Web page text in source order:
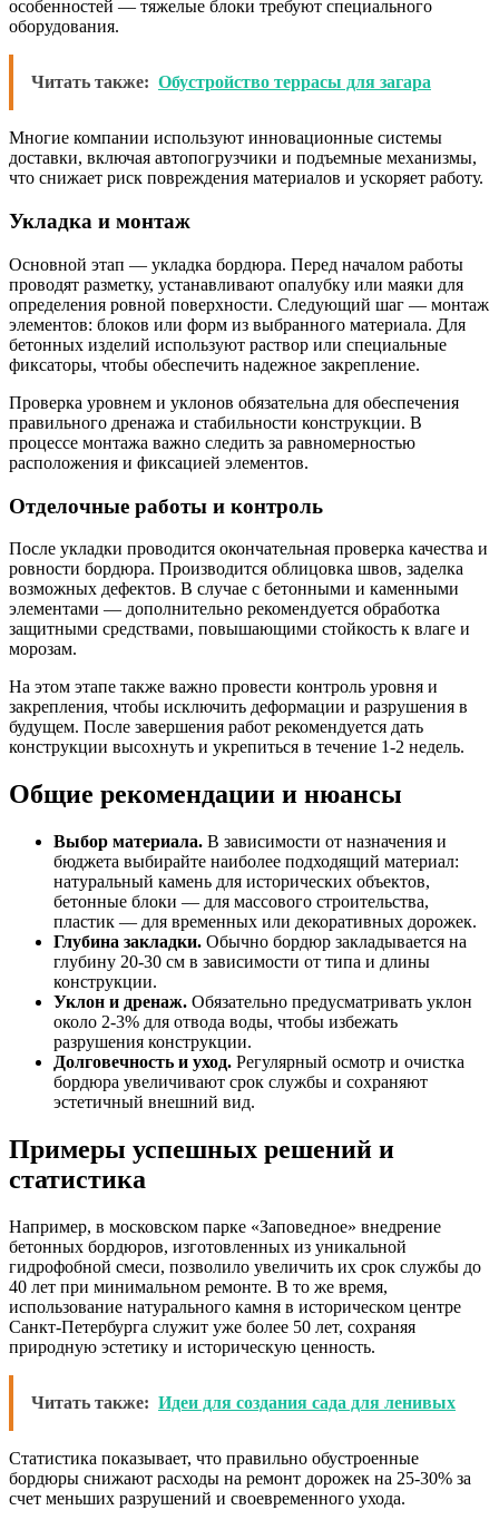
особенностей — тяжелые блоки требуют специального
оборудования.
Читать также: Обустройство террасы для загара
Многие компании используют инновационные системы
доставки, включая автопогрузчики и подъемные механизмы,
что снижает риск повреждения материалов и ускоряет работу.
Укладка и монтаж
Основной этап — укладка бордюра. Перед началом работы
проводят разметку, устанавливают опалубку или маяки для
определения ровной поверхности. Следующий шаг — монтаж
элементов: блоков или форм из выбранного материала. Для
бетонных изделий используют раствор или специальные
фиксаторы, чтобы обеспечить надежное закрепление.
Проверка уровнем и уклонов обязательна для обеспечения
правильного дренажа и стабильности конструкции. В
процессе монтажа важно следить за равномерностью
расположения и фиксацией элементов.
Отделочные работы и контроль
После укладки проводится окончательная проверка качества и
ровности бордюра. Производится облицовка швов, заделка
возможных дефектов. В случае с бетонными и каменными
элементами — дополнительно рекомендуется обработка
защитными средствами, повышающими стойкость к влаге и
морозам.
На этом этапе также важно провести контроль уровня и
закрепления, чтобы исключить деформации и разрушения в
будущем. После завершения работ рекомендуется дать
конструкции высохнуть и укрепиться в течение 1-2 недель.
Общие рекомендации и нюансы
Выбор материала. В зависимости от назначения и
бюджета выбирайте наиболее подходящий материал:
натуральный камень для исторических объектов,
бетонные блоки — для массового строительства,
пластик — для временных или декоративных дорожек.
Глубина закладки. Обычно бордюр закладывается на
глубину 20-30 см в зависимости от типа и длины
конструкции.
Уклон и дренаж. Обязательно предусматривать уклон
около 2-3% для отвода воды, чтобы избежать
разрушения конструкции.
Долговечность и уход. Регулярный осмотр и очистка
бордюра увеличивают срок службы и сохраняют
эстетичный внешний вид.
Примеры успешных решений и
статистика
Например, в московском парке «Заповедное» внедрение
бетонных бордюров, изготовленных из уникальной
гидрофобной смеси, позволило увеличить их срок службы до
40 лет при минимальном ремонте. В то же время,
использование натурального камня в историческом центре
Санкт-Петербурга служит уже более 50 лет, сохраняя
природную эстетику и историческую ценность.
Читать также: Идеи для создания сада для ленивых
Статистика показывает, что правильно обустроенные
бордюры снижают расходы на ремонт дорожек на 25-30% за
счет меньших разрушений и своевременного ухода.